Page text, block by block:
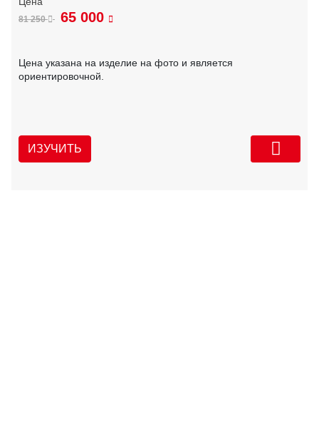
81 250 65 000
Цена указана на изделие на фото и является
ориентировочной.
ИЗУЧИТЬ